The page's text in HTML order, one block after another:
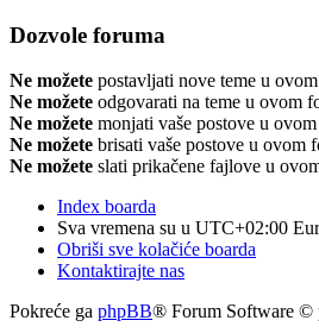
Dozvole foruma
Ne možete postavljati nove teme u
Ne možete odgovarati na teme u ovom
Ne možete monjati vaše postove u
Ne možete brisati vaše postove u ovom
Ne možete slati prikačene fajlove u
Index boarda
Sva vremena su u UTC+02:00
Obriši sve kolačiće boarda
Kontaktirajte nas
Pokreće ga phpBB® Forum Software ©